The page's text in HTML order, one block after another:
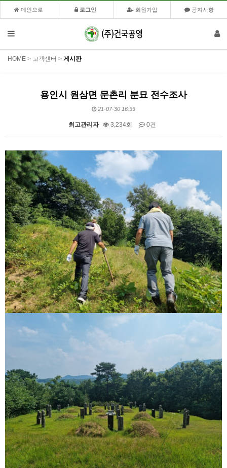
메인으로 로그인 회원가입 공지사항
HOME > 고객센터 > 게시판
용인시 원삼면 문촌리 분묘 전수조사
21-07-30 16:33
최고관리자 3,234회 0건
본문